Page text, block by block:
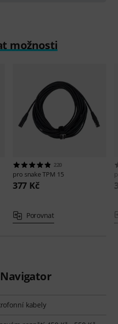
možnosti
220
pro snakeTPM 15
377 Kč
Porovnat
kabely